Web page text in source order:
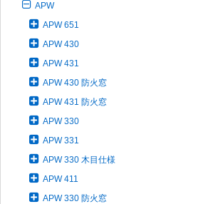
APW
APW 651
APW 430
APW 431
APW 430 防火窓
APW 431 防火窓
APW 330
APW 331
APW 330 木目仕様
APW 411
APW 330 防火窓